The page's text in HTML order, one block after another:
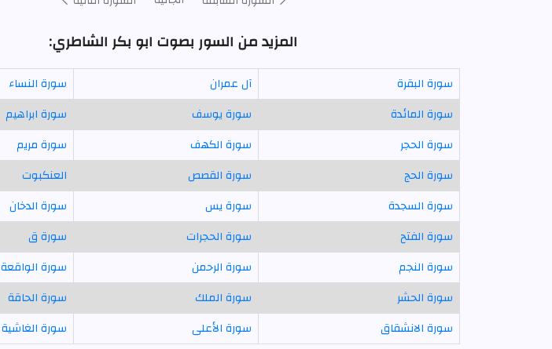
المزيد من السور بصوت ابو بكر الشاطري:
سورة البقرة آل عمران
سورة النساء
سورة المائدة
سورة يوسف
سورة ابراهيم
سورة الحجر
سورة الكهف
سورة مريم
سورة الحج
سورة القصص
العنكبوت
سورة السجدة
سورة يس
سورة الدخان
سورة الفتح
سورة الحجرات
سورة ق
سورة النجم
سورة الرحمن
سورة الواقعة
سورة الحشر
سورة الملك
سورة الحاقة
سورة الانشقاق
سورة الأعلى سورة الغاشية